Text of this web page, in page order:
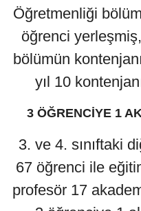
Öğretmenliği
öğrenci
bölümün
yıl 10
3 ÖĞRENCİYE 1
3. ve 4. sınıftaki
67 öğrenci ile
profesör 17